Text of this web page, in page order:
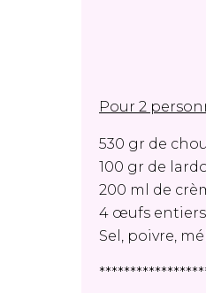
Pour 2
530 gr de
100 gr de
200 ml de
4 œufs entiers
Sel, poivre,